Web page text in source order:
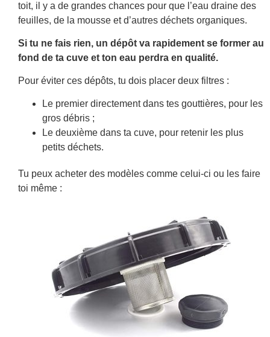
toit, il y a de grandes chances pour que l’eau draine des
feuilles, de la mousse et d’autres déchets organiques.
Si tu ne fais rien, un dépôt va rapidement se former au
fond de ta cuve et ton eau perdra en qualité.
Pour éviter ces dépôts, tu dois placer deux filtres :
Le premier directement dans tes gouttières, pour les
gros débris ;
Le deuxième dans ta cuve, pour retenir les plus
petits déchets.
Tu peux acheter des modèles comme celui-ci ou les faire
toi même :